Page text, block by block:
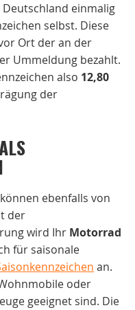
einmalig
selbst. Diese
Ort der an der
Ummeldung bezahlt.
also 12,80
der
ebenfalls von
der
wird Ihr Motorrad
für saisonale
an.
oder
geeignet sind. Die